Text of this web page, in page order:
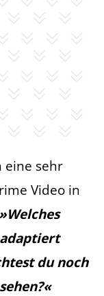
eine sehr
Video in
»Welches
du noch